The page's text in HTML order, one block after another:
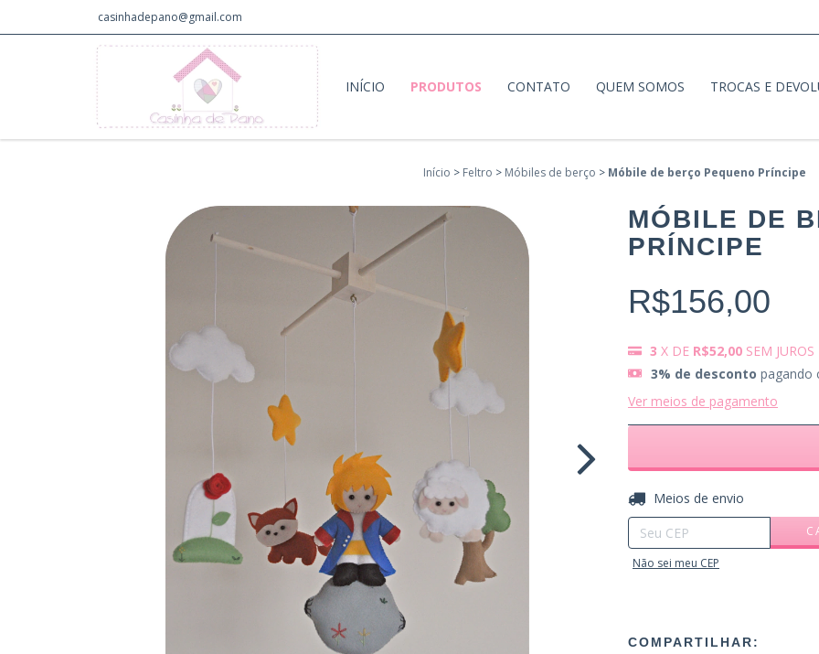
casinhadepano@gmail.com
INÍCIO PRODUTOS CONTATO QUEM SOMOS TROCAS E
Início > Feltro > Móbiles de berço > Móbile de berço Pequeno Príncipe
MÓBILE DE
PRÍNCIPE
R$156,00
3 X DE R$52,00 SEM JUROS
3% de desconto pagando
Ver meios de pagamento
Entregas para o CEP:
Meios de envio
Não sei meu CEP
COMPARTILHAR: